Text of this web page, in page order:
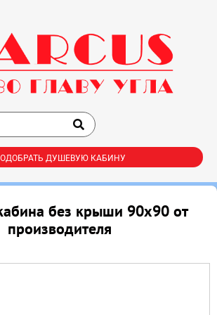
ДУШЕВУЮ КАБИНУ
без крыши 90х90 от
производителя